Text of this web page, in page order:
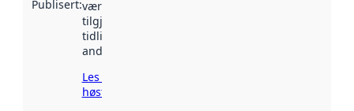
Publisert:vært
tilgjengelig
tidligere
andre steder.
Les mer om
høsting her